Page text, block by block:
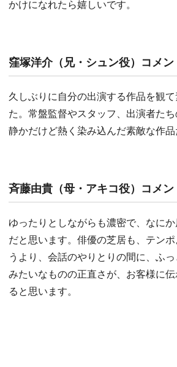
かけになれたら嬉しいです。
窪塚洋介（兄・シュン役）コメン
久しぶりに自分の出演する作品を観
た。常盤監督やスタッフ、出演者た
静かだけど熱く染み込んだ素敵な作品
斉藤由貴（母・アキコ役）コメン
ゆったりとしながらも濃密で、なに
だと思います。俳優の芝居も、テン
うより、会話のやりとりの間に、ふ
みたいなものの正直さが、お客様に
ると思います。